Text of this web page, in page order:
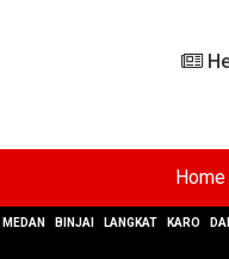
Home
MEDAN BINJAI LANGKAT KARO